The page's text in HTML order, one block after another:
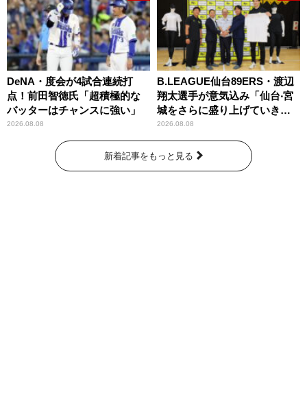
DeNA・度会が4試合連続打
点！前田智徳氏「超積極的な
バッターはチャンスに強い」
2026.08.08
B.LEAGUE仙台89ERS・渡辺
翔太選手が意気込み「仙台‧宮
城をさらに盛り上げていきた
いです」
2026.08.08
新着記事をもっと見る